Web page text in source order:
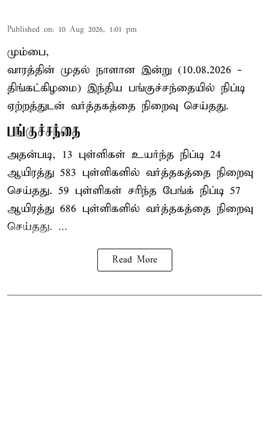
Published on: 10 Aug 2026, 1:01 pm
மும்பை,
வாரத்தின் முதல் நாளான இன்று (10.08.2026 -
திங்கட்கிழமை) இந்திய பங்குச்சந்தையில் நிப்டி
ஏற்றத்துடன் வர்த்தகத்தை நிறைவு செய்தது.
பங்குச்சந்தை
அதன்படி, 13 புள்ளிகள் உயர்ந்த நிப்டி 24
ஆயிரத்து 583 புள்ளிகளில் வர்த்தகத்தை நிறைவு
செய்தது. 59 புள்ளிகள் சரிந்த பேங்க் நிப்டி 57
ஆயிரத்து 686 புள்ளிகளில் வர்த்தகத்தை நிறைவு
செய்தது. ...
Read More